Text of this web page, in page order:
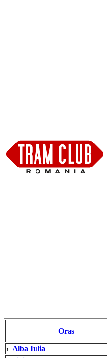
Oras
1. Alba Iulia